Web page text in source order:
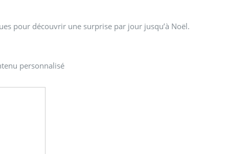
pour découvrir une surprise par jour jusqu’à Noël.
personnalisé